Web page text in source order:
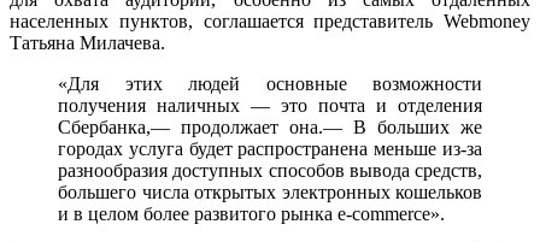
населенных пунктов, соглашается представитель Webmoney
Татьяна Милачева.
«Для этих людей основные возможности
получения наличных — это почта и отделения
Сбербанка,— продолжает она.— В больших же
городах услуга будет распространена меньше из-за
разнообразия доступных способов вывода средств,
большего числа открытых электронных кошельков
и в целом более развитого рынка e-commerce».